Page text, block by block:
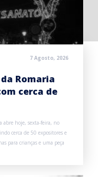
7 Agosto, 2026
Romaria
cerca de
abre hoje, sexta-feira, no
cerca de 50 expositores e
para crianças e uma peça